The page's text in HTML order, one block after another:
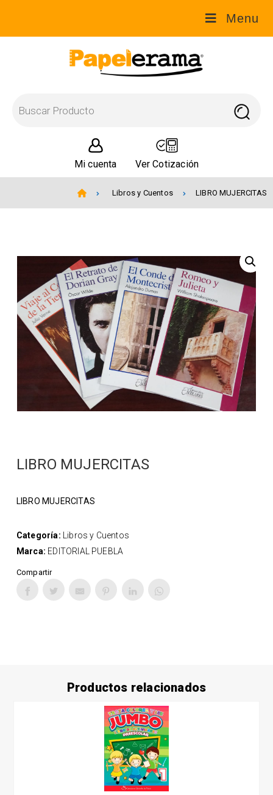
Mi cuenta Ver Cotización
Menu
Libros y Cuentos LIBRO MUJERCITAS
LIBRO MUJERCITAS
LIBRO MUJERCITAS
Categoría:
Libros y Cuentos
Marca: EDITORIAL PUEBLA
Compartir
Productos relacionados